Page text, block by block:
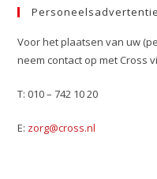
Voor het plaatsen van uw
neem contact op met Cross
T: 010 – 742 10 20
E: zorg@cross.nl